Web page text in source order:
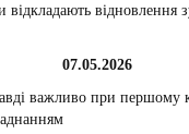
відновлення
07.05.2026
важливо при першому